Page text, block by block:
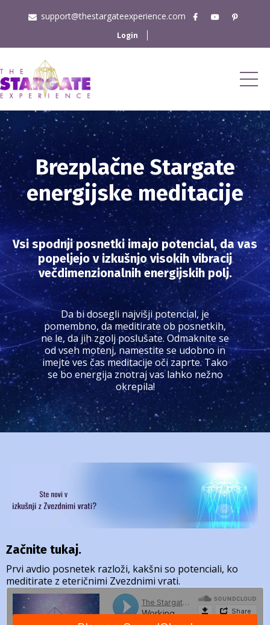
support@thestargateexperience.com
Login
Brezplačne Stargate
energijske meditacije
Vsi spodnji posnetki imajo potencial, da vas
popeljejo v izkušnjo visokih vibracij
večdimenzionalnih energijskih polj.
Da bi dosegli najvišji potencial, je
pomembno, da meditirate ob posnetkih,
ne le, da jih zgolj poslušate. Odmaknite se
od vseh motenj, namestite se udobno in
imejte ves čas meditacije oči zaprte. Tako
se bo energija znotraj vas lahko nežno
okrepila!
Začnite tukaj.
Prvi avdio posnetek razloži, kakšni so potenciali, ko
meditirate z eteričnimi Zvezdnimi vrati.